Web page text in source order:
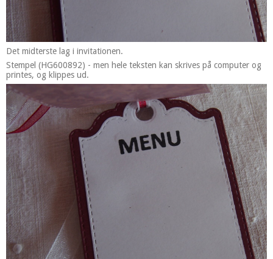
Det midterste lag i invitationen.
Stempel (HG600892) - men hele teksten kan skrives på computer og
printes, og klippes ud.